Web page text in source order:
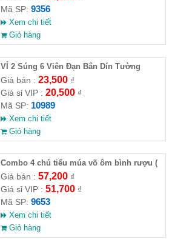
Mã SP: 9356
Xem chi tiết
Giỏ hàng
VỈ 2 Súng 6 Viên Đạn Bắn Dín Tường
Giá bán : 23,500₫
Giá sỉ VIP : 20,500₫
Mã SP: 10989
Xem chi tiết
Giỏ hàng
Combo 4 chú tiểu múa võ ôm bình rượu (
HĐ )
Giá bán : 57,200₫
Giá sỉ VIP : 51,700₫
Mã SP: 9653
Xem chi tiết
Giỏ hàng